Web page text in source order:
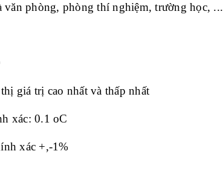
văn phòng, phòng thí nghiệm, trường học, ...
giá trị cao nhất và thấp nhất
xác: 0.1 oC
ính xác +,-1%